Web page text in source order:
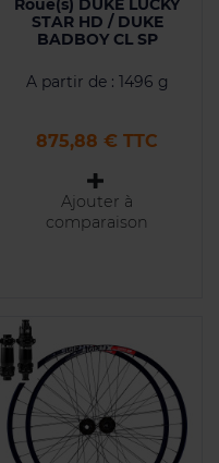
Roue(s) DUKE LUCKY
STAR HD / DUKE
BADBOY CL SP
A partir de : 1496 g
Prix
875,88 € TTC
Ajouter à
comparaison